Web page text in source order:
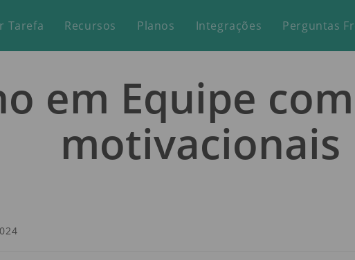
Tarefa Recursos Planos Integrações Perguntas
em Equipe
motivacionais